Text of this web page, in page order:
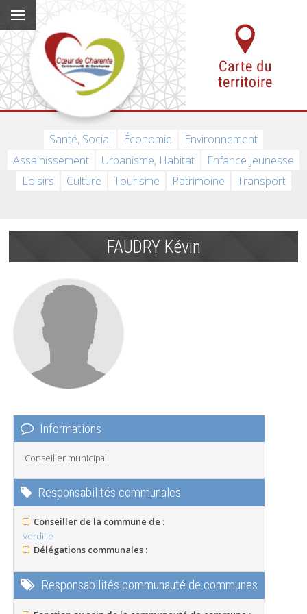
Santé, Social Économie
Environnement
Assainissement
Urbanisme, Habitat
Enfance Jeunesse
Loisirs
Culture Tourisme Patrimoine Transport
FAUDRY Kévin
Informations
Conseiller municipal
Responsabilités communales
Conseiller de la commune de :
Verdille
Délégations communales :
Responsabilités communauté de communes